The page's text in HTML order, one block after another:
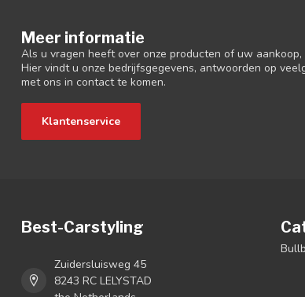
Meer informatie
Als u vragen heeft over onze producten of uw
Hier vindt u onze bedrijfsgegevens, antwoorden op
met ons in contact te komen.
Klantenservice
Best-Carstyling
Zuidersluisweg 45
8243 RC LELYSTAD